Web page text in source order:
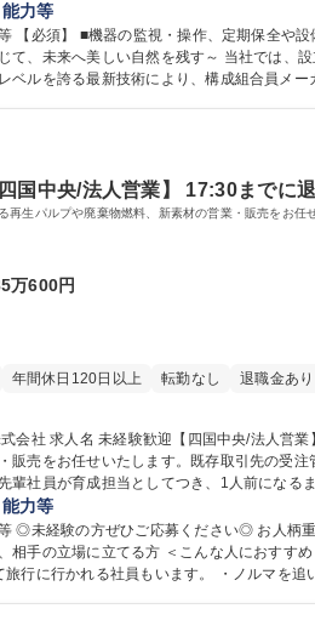
成するための抄紙機や乾燥機、漂白機の操
に従って操作を行います。 募集職種 【四国中
力等
必須】 ■機器の監視・操作、定期保全や設備の
て、未来へ美しい自然を残す～ 当社では、
ベルを誇る最新技術により、構成組合員メ
国中央/法人営業】 17:30までに
再生パルプや廃棄物燃料、新素材の営業・販売をお
万600円
年間休日120日以上 転勤なし 退職金あり
■古紙リサイクルによる再生パルプや廃棄物燃
販売をお任せいたします。既存取引先の受注
輩社員が育成担当としてつき、1人前になる
大手メーカーや建材メーカー ■既存顧客・新
材の研究開発・実用化推進 募集職種 未経験歓
力等
◎未経験の方ぜひご応募ください◎ お人柄
み・残業少ない環境で家族との時間・趣味の時間も充実させたい ◎有給も気軽に取れるため、3
行に行かれる社員もいます。 ・ノルマを追い